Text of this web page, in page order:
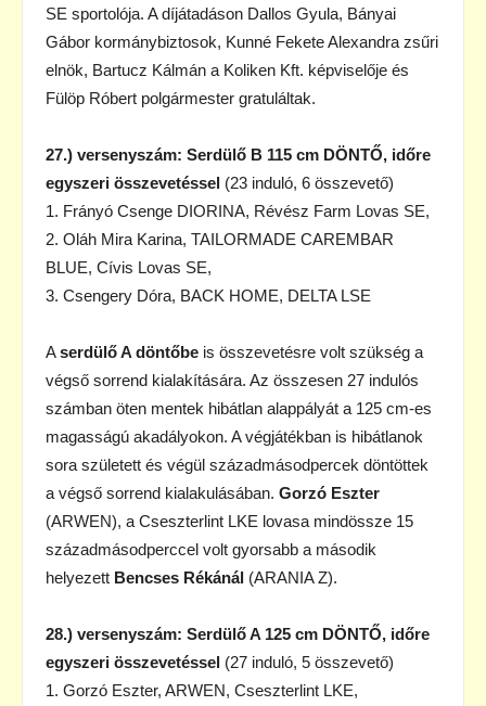
SE sportolója. A díjátadáson Dallos Gyula, Bányai
Gábor kormánybiztosok, Kunné Fekete Alexandra zsűri
elnök, Bartucz Kálmán a Koliken Kft. képviselője és
Fülöp Róbert polgármester gratuláltak.
27.) versenyszám: Serdülő B 115 cm DÖNTŐ, időre
egyszeri összevetéssel (23 induló, 6 összevető)
1. Frányó Csenge DIORINA, Révész Farm Lovas SE,
2. Oláh Mira Karina, TAILORMADE CAREMBAR
BLUE, Cívis Lovas SE,
3. Csengery Dóra, BACK HOME, DELTA LSE
Aserdülő A döntőbe is összevetésre volt szükség a
végső sorrend kialakítására. Az összesen 27 indulós
számban öten mentek hibátlan alappályát a 125 cm-es
magasságú akadályokon. A végjátékban is hibátlanok
sora született és végül századmásodpercek döntöttek
a végső sorrend kialakulásában. Gorzó Eszter
(ARWEN), a Cseszterlint LKE lovasa mindössze 15
századmásodperccel volt gyorsabb a második
helyezett Bencses Rékánál (ARANIA Z).
28.) versenyszám: Serdülő A 125 cm DÖNTŐ, időre
egyszeri összevetéssel (27 induló, 5 összevető)
1. Gorzó Eszter, ARWEN, Cseszterlint LKE,